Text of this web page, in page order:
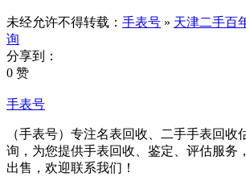
未经允许不得转载： 手表号 » 天津二手百
询
分享到：
0 赞
手表号
（手表号）专注名表回收、二手手表回收
询，为您提供手表回收、鉴定、评估服务
出售，欢迎联系我们！